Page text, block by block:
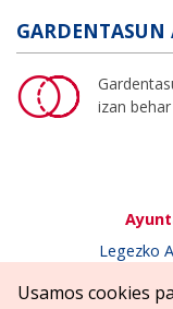
GARDENTASUN
izan
Legezko
Usamos cookies